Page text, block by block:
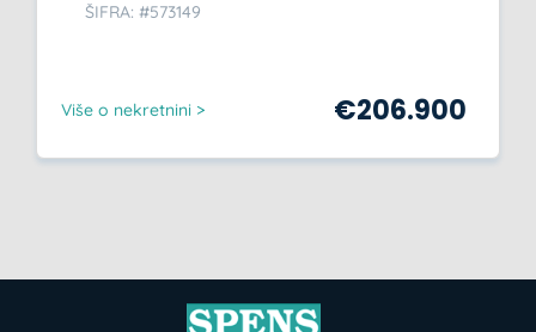
ŠIFRA: #573149
Više o nekretnini > €206.900